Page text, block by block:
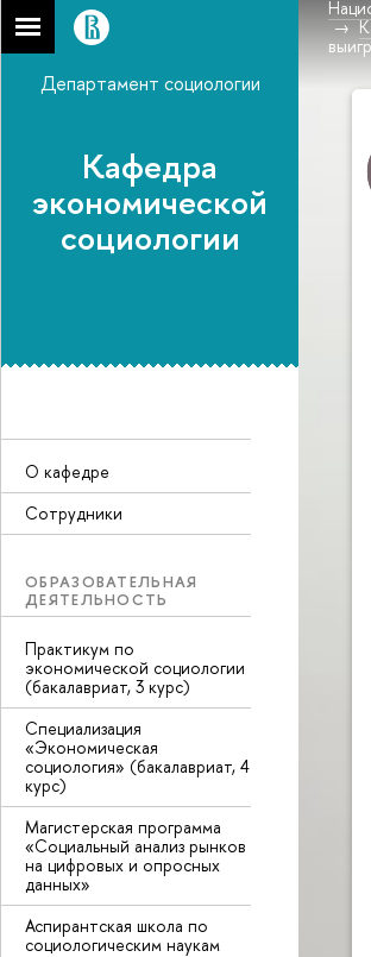
Департамент социологии
Кафедра
экономической
социологии
О кафедре
Сотрудники
ОБРАЗОВАТЕЛЬНАЯ
ДЕЯТЕЛЬНОСТЬ
Практикум по
экономической социологии
(бакалавриат, 3 курс)
Специализация
«Экономическая
социология» (бакалавриат, 4
курс)
Магистерская программа
«Социальный анализ рынков
на цифровых и опросных
данных»
Аспирантская школа по
социологическим наукам